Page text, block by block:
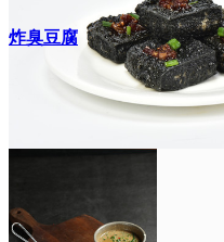
炸臭豆腐